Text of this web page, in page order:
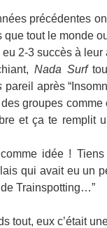
précédentes
que tout le monde
eu 2-3 succès à
Nada Surf
pareil après
groupes
et ça te remplit
idée !
qui avait eu un
Trainspotting…”
tout, eux c’était